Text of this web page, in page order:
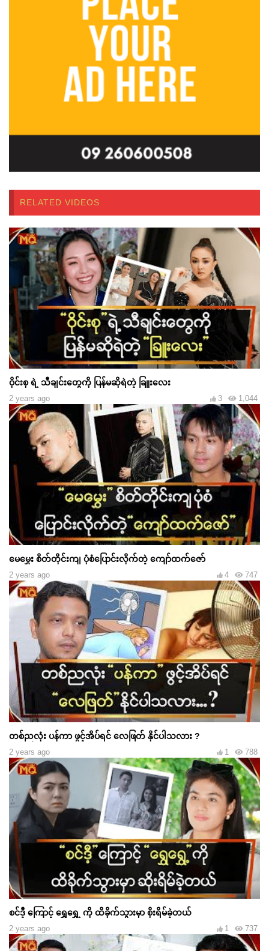
RELATED VIDEOS
ဝိုင်းစု ရဲ့ သီချင်းတွေကို ပြန်မဆိုရဲတဲ့ ခြူးလေး
2 years ago 1,044
3
မေမွှေး စိတ်တိုင်းကျ ပုံစံပြောင်းလိုက်တဲ့ ကျော်ထက်ဇော်
2 years ago 747
4
တစ်ညလုံး ပန်ကာ ဖွင့်အိပ်ရင် လေဖြတ် နိုင်ပါသလား ?
2 years ago 788
1
စင်ဒီ့ ကြောင့် ရွှေရွှေ့ ကို ထိခိုက်သွားမှာ စိုးရိမ်ခဲ့တယ်
2 years ago 737
1